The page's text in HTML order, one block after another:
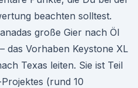
beachten solltest.
große Gier nach Öl
das Vorhaben Keystone XL
Texas leiten. Sie ist Teil
(rund 10